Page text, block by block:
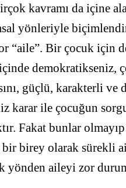
kavramı da içine
yönleriyle
“aile”. Bir çocuk için
güçlü, karakterli ve
karar ile çocuğun
Fakat bunlar
birey olarak sürekli
aileyi zor